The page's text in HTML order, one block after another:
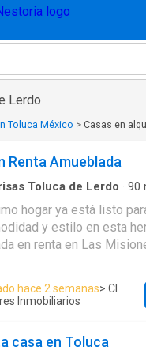
Lerdo
Toluca México > Casas en
Renta Amueblada
Toluca de Lerdo · 90
hogar ya está listo para
y estilo en esta
en renta en Las
listo para
???? 2.5 baños ????
equipada con
y funcionales Excelente
hace 2 semanas> CI
Inmobiliarios
casa en Toluca